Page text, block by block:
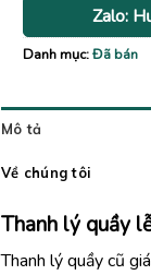
Zalo:
Danh mục:Đã bán
Mô tả
Về chúng tôi
Thanh lý quầy
Thanh lý quầy cũ